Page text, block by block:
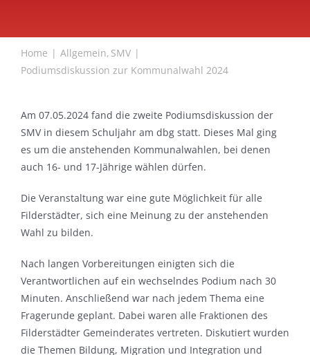
Home Allgemein SMV
Podiumsdiskussion zur Kommunalwahl 2024
Am 07.05.2024 fand die zweite Podiumsdiskussion der
SMV in diesem Schuljahr am dbg statt. Dieses Mal ging
es um die anstehenden Kommunalwahlen, bei denen
auch 16- und 17-Jährige wählen dürfen.
Die Veranstaltung war eine gute Möglichkeit für alle
Filderstädter, sich eine Meinung zu der anstehenden
Wahl zu bilden.
Nach langen Vorbereitungen einigten sich die
Verantwortlichen auf ein wechselndes Podium nach 30
Minuten. Anschließend war nach jedem Thema eine
Fragerunde geplant. Dabei waren alle Fraktionen des
Filderstädter Gemeinderates vertreten. Diskutiert wurden
die Themen Bildung, Migration und Integration und